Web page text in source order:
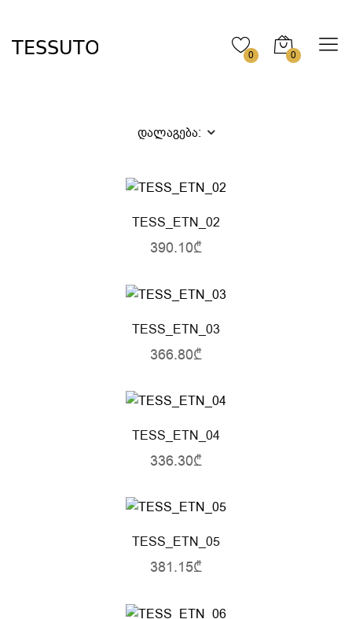
0 0
დალაგება:
TESS_ETN_02
390.10₾
TESS_ETN_03
366.80₾
TESS_ETN_04
336.30₾
TESS_ETN_05
381.15₾